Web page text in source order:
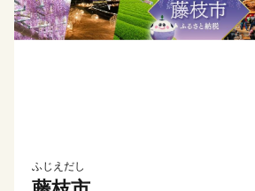
ふじえだし